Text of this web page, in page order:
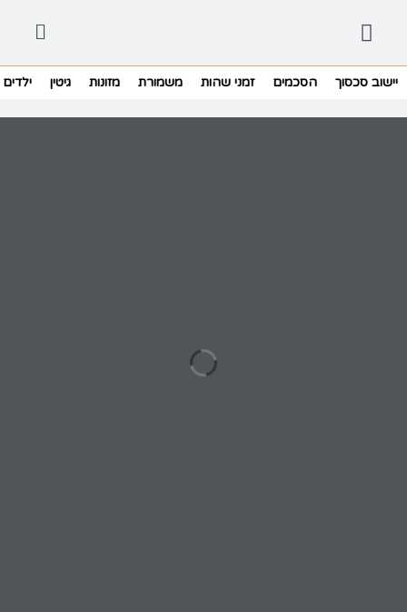
יישוב סכסוך הסכמים זמני שהות משמורת מזונות גיטין ילדים